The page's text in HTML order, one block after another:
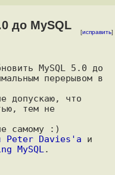
до MySQL
[исправить]
MySQL 5.0 до
перерывом в
допускаю, что
тем не
самому :)
Peter Davies'a и
MySQL .